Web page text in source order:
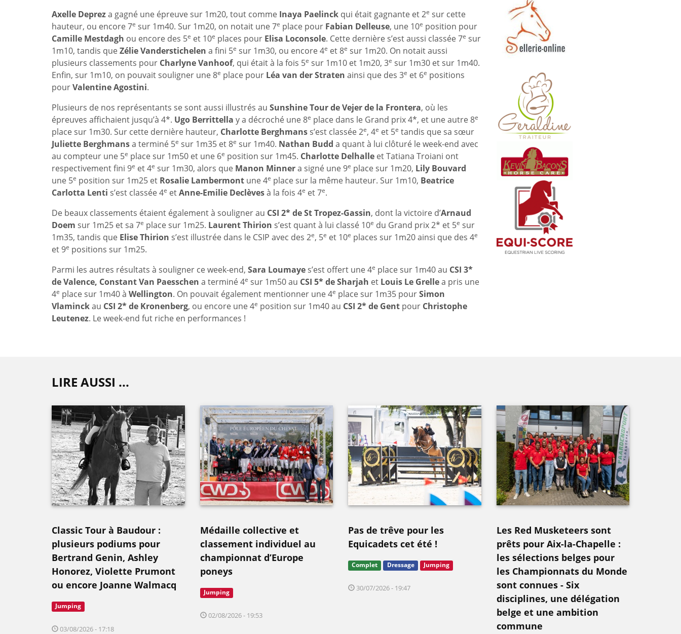
Axelle Depreza gagné une épreuve sur 1m20, tout comme Inaya Paelinck qui était gagnante et 2e sur cette
hauteur, ou encore 7e sur 1m40. Sur 1m20, on notait une 7e place pour Fabian Delleuse, une 10e position pour
Camille Mestdagh ou encore des 5e et 10e places pour Elisa Loconsole. Cette dernière s’est aussi classée 7e sur
1m10, tandis queZélie Vanderstichelen a fini 5e sur 1m30, ou encore 4e et 8e sur 1m20. On notait aussi
plusieurs classements pour Charlyne Vanhoof, qui était à la fois 5e sur 1m10 et 1m20, 3e sur 1m30 et sur 1m40.
Enfin, sur 1m10, on pouvait souligner une 8e place pour Léa van der Straten ainsi que des 3e et 6e positions
pourValentine Agostini.
Plusieurs de nos représentants se sont aussi illustrés au Sunshine Tour de Vejer de la Frontera, où les
épreuves affichaient jusqu’à 4*. Ugo Berrittella y a décroché une 8e place dans le Grand prix 4*, et une autre 8e
place sur 1m30. Sur cette dernière hauteur, Charlotte Berghmans s’est classée 2e, 4e et 5e tandis que sa sœur
Juliette Berghmansa terminé 5e sur 1m35 et 8e sur 1m40. Nathan Budd a quant à lui clôturé le week-end avec
au compteur une 5e place sur 1m50 et une 6e position sur 1m45. Charlotte Delhalle et Tatiana Troiani ont
respectivement fini 9e et 4e sur 1m30, alors que Manon Minnera signé une 9e place sur 1m20, Lily Bouvard
une 5e position sur 1m25 et Rosalie Lambermont une 4e place sur la même hauteur. Sur 1m10, Beatrice
Carlotta Lenti s’est classée 4e etAnne-Emilie Declèvesà la fois 4e et 7e.
De beaux classements étaient également à souligner au CSI 2* de St Tropez-Gassin, dont la victoire d’Arnaud
Doem sur 1m25 et sa 7e place sur 1m25. Laurent Thirion s’est quant à lui classé 10e du Grand prix 2* et 5e sur
1m35, tandis que Elise Thirion s’est illustrée dans le CSIP avec des 2e, 5e et 10e places sur 1m20 ainsi que des 4e
et 9e positions sur 1m25.
Parmi les autres résultats à souligner ce week-end, Sara Loumaye s’est offert une 4e place sur 1m40 au CSI 3*
de Valence, Constant Van Paesschen a terminé 4e sur 1m50 au CSI 5* de Sharjah et Louis Le Grellea pris une
4e place sur 1m40 à Wellington. On pouvait également mentionner une 4e place sur 1m35 pourSimon
Vlaminckau CSI 2* de Kronenberg, ou encore une 4e position sur 1m40 au CSI 2* de Gent pour Christophe
Leutenez. Le week-end fut riche en performances !
LIRE AUSSI ...
Classic Tour à Baudour :
plusieurs podiums pour
Bertrand Genin, Ashley
Honorez, Violette Prumont
ou encore Joanne Walmacq
Jumping
03/08/2026 - 17:18
Médaille collective et
classement individuel au
championnat d’Europe
poneys
Jumping
02/08/2026 - 19:53
Pas de trêve pour les
Equicadets cet été !
Complet Dressage Jumping
30/07/2026 - 19:47
Les Red Musketeers sont
prêts pour Aix-la-Chapelle :
les sélections belges pour
les Championnats du Monde
sont connues - Six
disciplines, une délégation
belge et une ambition
commune